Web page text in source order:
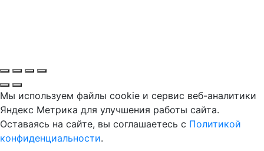
Мы используем файлы cookie и сервис веб-аналитики
Яндекс Метрика для улучшения работы сайта.
Оставаясь на сайте, вы соглашаетесь с Политикой
конфиденциальности.